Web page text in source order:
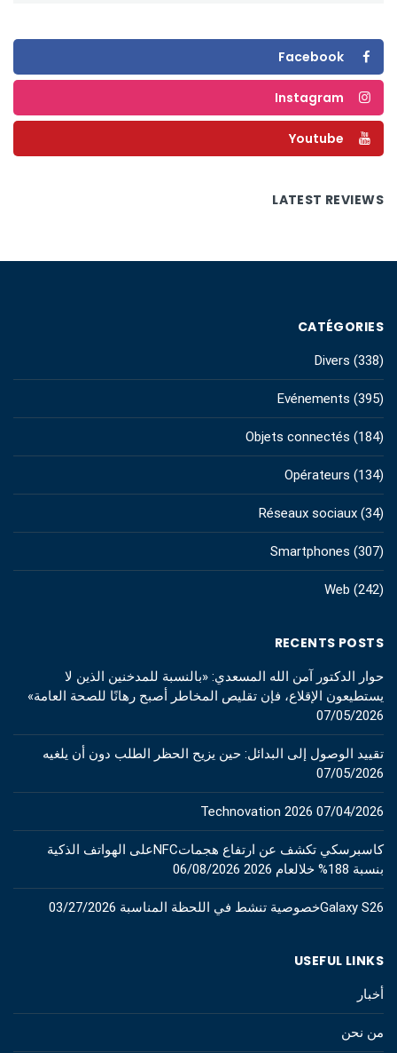
Facebook
Instagram
Youtube
LATEST REVIEWS
CATÉGORIES
Divers (338)
Evénements (395)
Objets connectés (184)
Opérateurs (134)
Réseaux sociaux (34)
Smartphones (307)
Web (242)
RECENTS POSTS
حوار الدكتور آمن الله المسعدي: «بالنسبة للمدخنين الذين لا
يستطيعون الإقلاع، فإن تقليص المخاطر أصبح رهانًا للصحة العامة»
07/05/2026
تقييد الوصول إلى البدائل: حين يزيح الحظر الطلب دون أن يلغيه
07/05/2026
Technovation 2026 07/04/2026
كاسبرسكي تكشف عن ارتفاع هجماتNFCعلى الهواتف الذكية
بنسبة 188% خلالعام 2026
06/08/2026
Galaxy S26خصوصية تنشط في اللحظة المناسبة 03/27/2026
USEFUL LINKS
أخبار
من نحن